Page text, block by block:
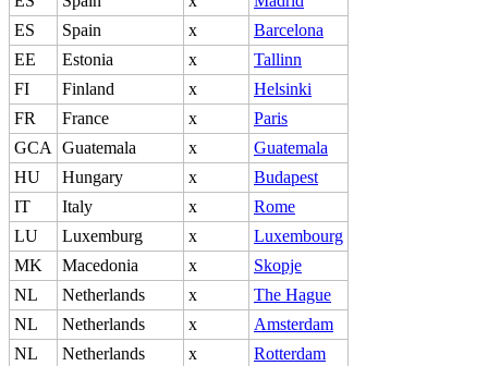
ES
Spain x
Barcelona
EE
Estonia x
Tallinn
FI
Finland x
Helsinki
FR
France x
Paris
GCA
Guatemala x
Guatemala
HU
Hungary x
Budapest
IT
Italy x
Rome
LU
Luxemburg x
Luxembourg
MK
Macedonia x
Skopje
NL
Netherlands x
The Hague
NL
Netherlands x
Amsterdam
NL
Netherlands x
Rotterdam